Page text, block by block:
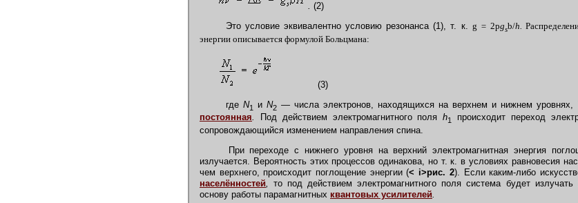
. (2)
Это условие эквивалентно условию резонанса (1), т. к. g = 2pgsb/h.
энергии описывается формулой Больцмана:
(3)
где N1 и N2 — числа электронов, находящихся на верхнем и нижнем уровнях,
постоянная. Под действием электромагнитного поля h1
происходит переход
сопровождающийся изменением направления спина.
При переходе с нижнего уровня на верхний электромагнитная энергия
излучается. Вероятность этих процессов одинакова, но т. к. в условиях равновесия
чем верхнего, происходит поглощение энергии (< i>рис. 2). Если каким-либо
населённостей
то под действием электромагнитного поля система будет
основу работы парамагнитных квантовых усилителей